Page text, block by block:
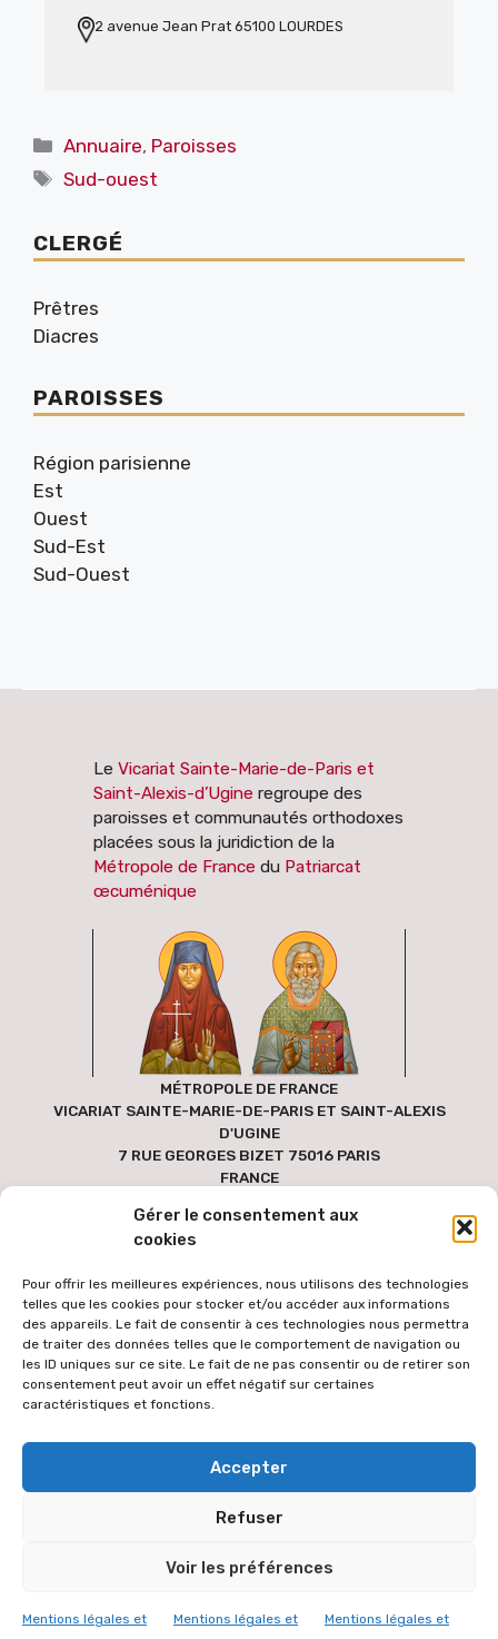
Gérer le consentement aux
cookies
Pour offrir les meilleures expériences, nous utilisons des technologies
telles que les cookies pour stocker et/ou accéder aux informations
des appareils. Le fait de consentir à ces technologies nous permettra
de traiter des données telles que le comportement de navigation ou
les ID uniques sur ce site. Le fait de ne pas consentir ou de retirer son
consentement peut avoir un effet négatif sur certaines
caractéristiques et fonctions.
Accepter
Refuser
Voir les préférences
Mentions légales et Mentions légales et Mentions légales et
2 avenue Jean Prat 65100 LOURDES
Catégories
Annuaire, Paroisses
Étiquettes
Sud-ouest
CLERGÉ
Prêtres
Diacres
PAROISSES
Région parisienne
Est
Ouest
Sud-Est
Sud-Ouest
Le Vicariat Sainte-Marie-de-Paris et
Saint-Alexis-d’Ugine regroupe des
paroisses et communautés orthodoxes
placées sous la juridiction de la
Métropole de France du Patriarcat
œcuménique
MÉTROPOLE DE FRANCE
VICARIAT SAINTE-MARIE-DE-PARIS ET SAINT-ALEXIS
D'UGINE
7 RUE GEORGES BIZET 75016 PARIS
FRANCE
Pour faciliter l'accès au site par le plus grand nombre, les textes
des versions étrangères sont générées via une extension de
française. Le texte traduit peut donc comporter des erreurs de
L'équipe éditoriale vous remercie de votre compréhension.
MENTIONS LÉGALES